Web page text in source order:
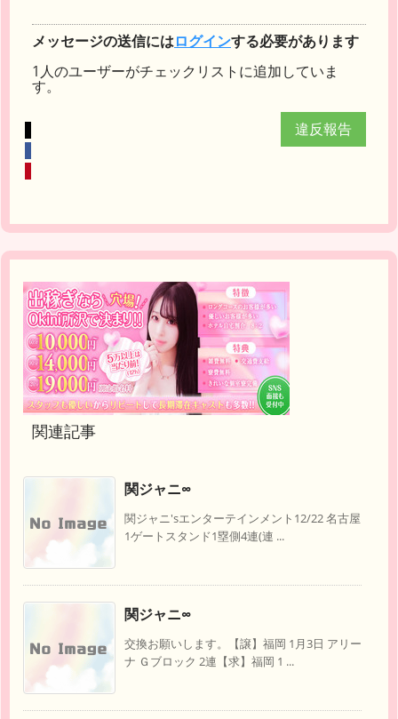
メッセージの送信にはログインする必要があります
1人のユーザーがチェックリストに追加していま
す。
違反報告
関連記事
関ジャニ∞
関ジャニ'sエンターテインメント12/22 名古屋
1ゲートスタンド1塁側4連(連 ...
関ジャニ∞
交換お願いします。【譲】福岡 1月3日 アリー
ナ Ｇブロック 2連【求】福岡 1 ...